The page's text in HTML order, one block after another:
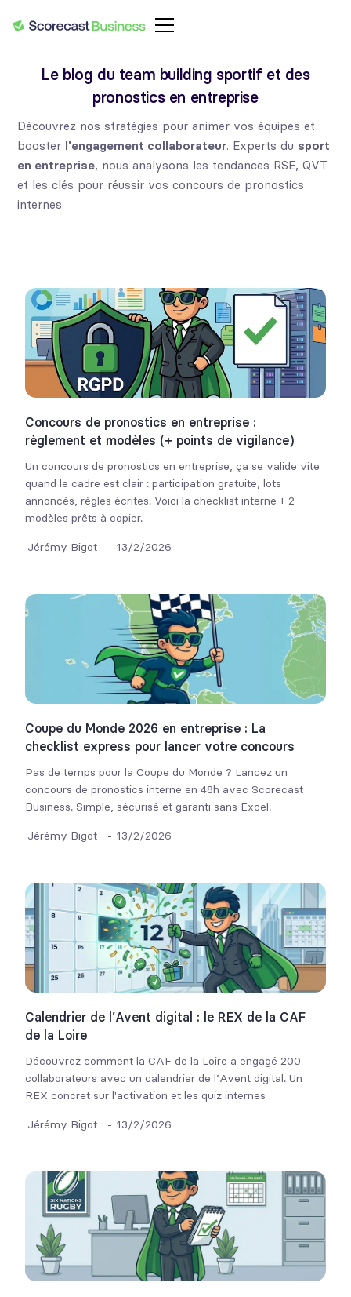
Le blog du team building sportif et des
pronostics en entreprise
Découvrez nos stratégies pour animer vos équipes et
booster l'engagement collaborateur. Experts du sport
en entreprise, nous analysons les tendances RSE, QVT
et les clés pour réussir vos concours de pronostics
internes.
Concours de pronostics en entreprise :
règlement et modèles (+ points de vigilance)
Un concours de pronostics en entreprise, ça se valide vite
quand le cadre est clair : participation gratuite, lots
annoncés, règles écrites. Voici la checklist interne + 2
modèles prêts à copier.
Jérémy Bigot - 13/2/2026
Coupe du Monde 2026 en entreprise : La
checklist express pour lancer votre concours
Pas de temps pour la Coupe du Monde ? Lancez un
concours de pronostics interne en 48h avec Scorecast
Business. Simple, sécurisé et garanti sans Excel.
Jérémy Bigot - 13/2/2026
Calendrier de l’Avent digital : le REX de la CAF
de la Loire
Découvrez comment la CAF de la Loire a engagé 200
collaborateurs avec un calendrier de l’Avent digital. Un
REX concret sur l'activation et les quiz internes
Jérémy Bigot - 13/2/2026